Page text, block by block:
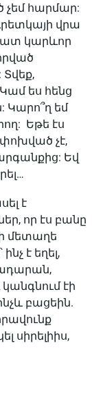
չեմ հարմար:
վրա
կարևոր
Տվեք,
ես հենց
Կարո՞ղ եմ
Եթե էս
փոխված չէ,
Եվ
է
որ էս բանը
մետաղե
է եղել,
կանգնում էի
բացեին.
սիրելիիս,